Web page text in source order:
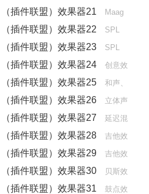
插件联盟）效果器21 Maag
插件联盟）效果器22 SPL
插件联盟）效果器23 SPL
插件联盟）效果器24
创意效
插件联盟）效果器25
和声、
插件联盟）效果器26
立体声
插件联盟）效果器27
延迟混
插件联盟）效果器28
吉他效
插件联盟）效果器29
吉他效
插件联盟）效果器30
贝斯效
插件联盟）效果器31
鼓点效